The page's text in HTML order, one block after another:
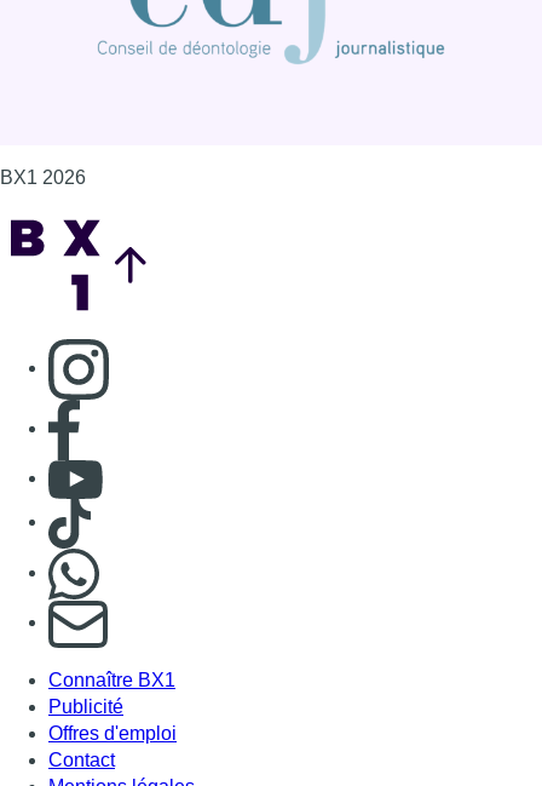
BX1 2026
Consulter page Instagram
Consulter page Facebook
Consulter Youtube
Consulter TikTok
S'abonner à notre newsletter
Connaître BX1
Publicité
Offres d'emploi
Contact